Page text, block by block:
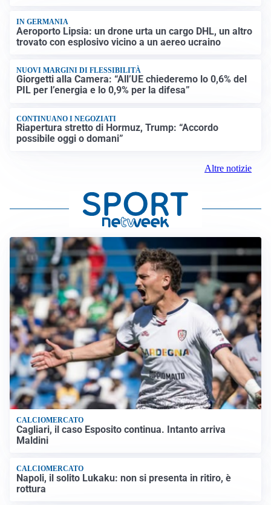
IN GERMANIA
Aeroporto Lipsia: un drone urta un cargo DHL, un altro
trovato con esplosivo vicino a un aereo ucraino
NUOVI MARGINI DI FLESSIBILITÀ
Giorgetti alla Camera: “All’UE chiederemo lo 0,6% del
PIL per l’energia e lo 0,9% per la difesa”
CONTINUANO I NEGOZIATI
Riapertura stretto di Hormuz, Trump: “Accordo
possibile oggi o domani”
Altre notizie
CALCIOMERCATO
Cagliari, il caso Esposito continua. Intanto arriva
Maldini
CALCIOMERCATO
Napoli, il solito Lukaku: non si presenta in ritiro, è
rottura